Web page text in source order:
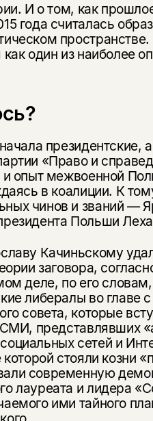
И о том, как
года считалась
один из наиболее
«Право и
опыт межвоенной
в коалиции. К
чинов и званий —
Польши
Качиньскому
заговора,
деле, по его
либералы во
совета, которые
СМИ, представлявших
сетей и
стояли козни
современную
лауреата и лидера
ими тайного